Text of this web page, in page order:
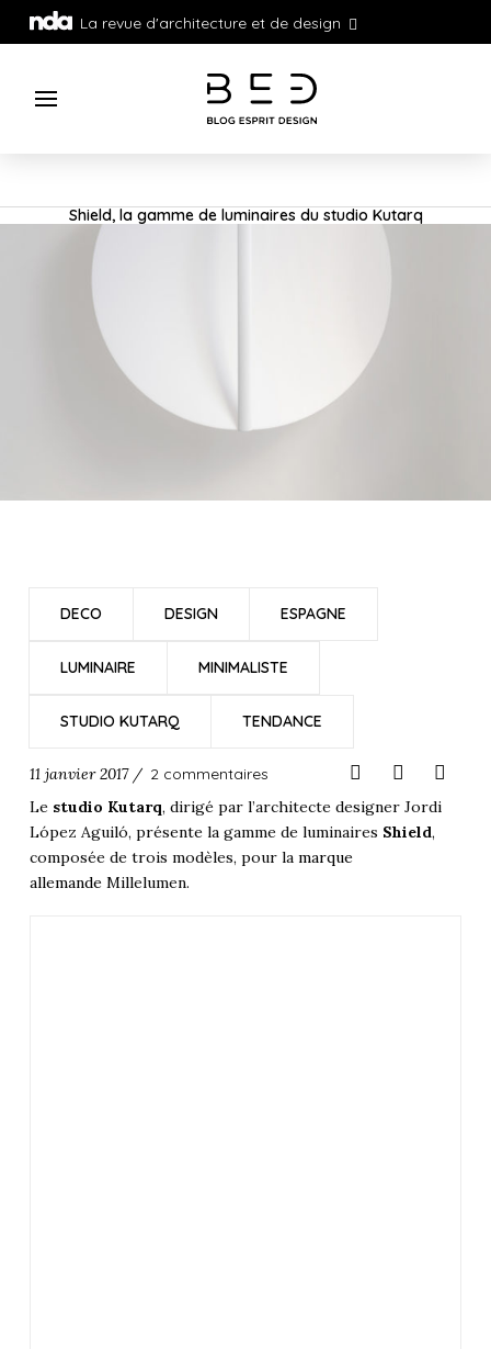
La revue d'architecture et de design
Shield, la gamme de luminaires du studio Kutarq
DECO DESIGN ESPAGNE
LUMINAIRE MINIMALISTE
STUDIO KUTARQ TENDANCE
11 janvier 2017 / 2 commentaires
Le studio Kutarq, dirigé par l’architecte designer Jordi
López Aguiló, présente la gamme de luminaires Shield,
composée de trois modèles, pour la marque
allemandeMillelumen.